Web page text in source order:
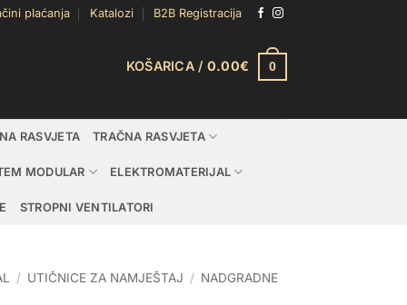
plaćanja Katalozi B2B Registracija
KOŠARICA / 0.00€ 0
RASVJETA TRAČNA RASVJETA
MODULAR ELEKTROMATERIJAL
STROPNI VENTILATORI
/ UTIČNICE ZA NAMJEŠTAJ / NADGRADNE